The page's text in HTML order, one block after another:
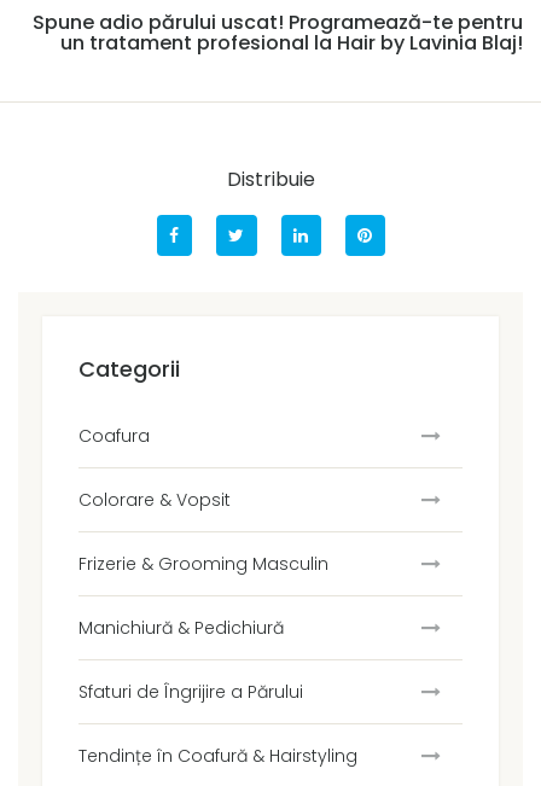
Spune adio părului uscat! Programează-te pentru
un tratament profesional la Hair by Lavinia Blaj!
Distribuie
Categorii
Coafura
Colorare & Vopsit
Frizerie & Grooming Masculin
Manichiură & Pedichiură
Sfaturi de Îngrijire a Părului
Tendințe în Coafură & Hairstyling